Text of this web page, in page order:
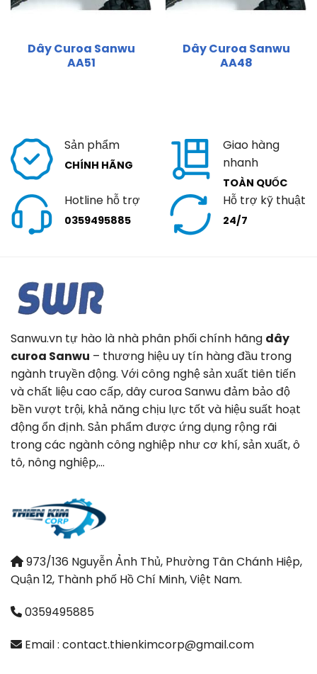
Dây Curoa Sanwu
AA51
Dây Curoa Sanwu
AA48
Sản phẩm
CHÍNH HÃNG
Giao hàng
nhanh
TOÀN QUỐC
Hotline hỗ trợ
0359495885
Hỗ trợ kỹ thuật
24/7
Sanwu.vn tự hào là nhà phân phối chính hãng dây
curoa Sanwu – thương hiệu uy tín hàng đầu trong
ngành truyền động. Với công nghệ sản xuất tiên tiến
và chất liệu cao cấp, dây curoa Sanwu đảm bảo độ
bền vượt trội, khả năng chịu lực tốt và hiệu suất hoạt
động ổn định. Sản phẩm được ứng dụng rộng rãi
trong các ngành công nghiệp như cơ khí, sản xuất, ô
tô, nông nghiệp,…
973/136 Nguyễn Ảnh Thủ, Phường Tân Chánh Hiệp,
Quận 12, Thành phố Hồ Chí Minh, Việt Nam.
0359495885
Email : contact.thienkimcorp@gmail.com